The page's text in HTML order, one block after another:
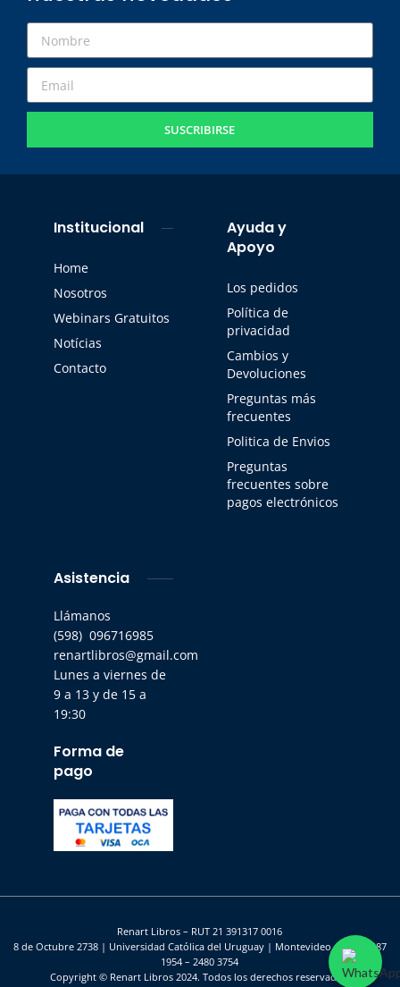
SUSCRIBIRSE
Institucional
Home
Nosotros
Webinars Gratuitos
Notícias
Contacto
Ayuda y
Apoyo
Los pedidos
Política de
privacidad
Cambios y
Devoluciones
Preguntas más
frecuentes
Politica de Envios
Preguntas
frecuentes sobre
pagos electrónicos
Asistencia
Llámanos
(598) 096716985
renartlibros@gmail.com
Lunes a viernes de
9 a 13 y de 15 a
19:30
Forma de
pago
Renart Libros – RUT 21 391317 0016
8 de Octubre 2738 | Universidad Católica del Uruguay | Montevideo – UY | 2487
1954 – 2480 3754
Copyright © Renart Libros 2024. Todos los derechos reservados.